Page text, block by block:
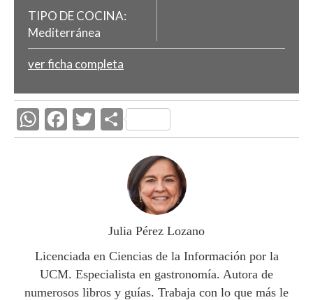
TIPO DE COCINA:
Mediterránea
ver ficha completa
W
h
p
F
ac
k
T
w
C
o
m
p
ar
ti
r
Julia Pérez Lozano
Licenciada en Ciencias de la Información por la
UCM. Especialista en gastronomía. Autora de
numerosos libros y guías. Trabaja con lo que más le